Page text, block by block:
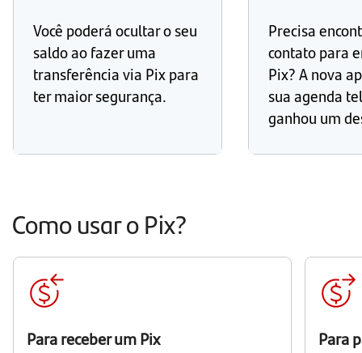
Você poderá ocultar o seu
saldo ao fazer uma
transferência via Pix para
ter maior segurança.
Precisa
contato para
Pix? A nova
sua agenda
ganhou um
Como usar o Pix?
Para receber um Pix Para